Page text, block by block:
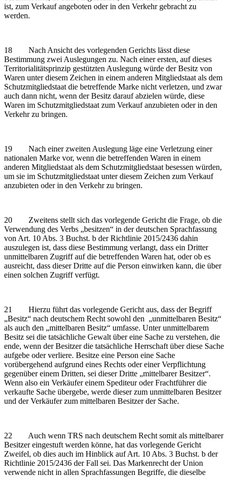
ist, zum Verkauf angeboten oder in den Verkehr gebracht zu
werden.
18 Nach Ansicht des vorlegenden Gerichts lässt diese
Bestimmung zwei Auslegungen zu. Nach einer ersten, auf dieses
Territorialitätsprinzip gestützten Auslegung würde der Besitz von
Waren unter diesem Zeichen in einem anderen Mitgliedstaat als dem
Schutzmitgliedstaat die betreffende Marke nicht verletzen, und zwar
auch dann nicht, wenn der Besitz darauf abzielen würde, diese
Waren im Schutzmitgliedstaat zum Verkauf anzubieten oder in den
Verkehr zu bringen.
19 Nach einer zweiten Auslegung läge eine Verletzung einer
nationalen Marke vor, wenn die betreffenden Waren in einem
anderen Mitgliedstaat als dem Schutzmitgliedstaat besessen würden,
um sie im Schutzmitgliedstaat unter diesem Zeichen zum Verkauf
anzubieten oder in den Verkehr zu bringen.
20 Zweitens stellt sich das vorlegende Gericht die Frage, ob die
Verwendung des Verbs „besitzen“ in der deutschen Sprachfassung
von Art. 10 Abs. 3 Buchst. b der Richtlinie 2015/2436 dahin
auszulegen ist, dass diese Bestimmung verlangt, dass ein Dritter
unmittelbaren Zugriff auf die betreffenden Waren hat, oder ob es
ausreicht, dass dieser Dritte auf die Person einwirken kann, die über
einen solchen Zugriff verfügt.
21 Hierzu führt das vorlegende Gericht aus, dass der Begriff
„Besitz“ nach deutschem Recht sowohl den „unmittelbaren Besitz“
als auch den „mittelbaren Besitz“ umfasse. Unter unmittelbarem
Besitz sei die tatsächliche Gewalt über eine Sache zu verstehen, die
ende, wenn der Besitzer die tatsächliche Herrschaft über diese Sache
aufgebe oder verliere. Besitze eine Person eine Sache
vorübergehend aufgrund eines Rechts oder einer Verpflichtung
gegenüber einem Dritten, sei dieser Dritte „mittelbarer Besitzer“.
Wenn also ein Verkäufer einem Spediteur oder Frachtführer die
verkaufte Sache übergebe, werde dieser zum unmittelbaren Besitzer
und der Verkäufer zum mittelbaren Besitzer der Sache.
22 Auch wenn TRS nach deutschem Recht somit als mittelbarer
Besitzer eingestuft werden könne, hat das vorlegende Gericht
Zweifel, ob dies auch im Hinblick auf Art. 10 Abs. 3 Buchst. b der
Richtlinie 2015/2436 der Fall sei. Das Markenrecht der Union
verwende nicht in allen Sprachfassungen Begriffe, die dieselbe